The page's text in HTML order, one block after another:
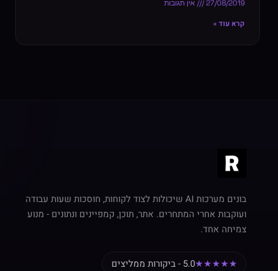
27/08/2019 אין תגובות
קרא עוד »
בונים מערכות AI שיכולות לצוד לקוחות, חוסכות שעות עבודה
ועוקבות אחרי המתחרים. אתר, תוכן, קמפיינים ונתונים - מנוע
צמיחה אחד.
★★★★★5.0 - ביקורות ממליצים